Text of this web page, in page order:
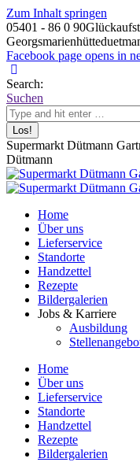
Zum Inhalt springen
05401 - 86 0 90
Georgsmarienhütte
Facebook page opens in
Search:
Suchen
Supermarkt Dütmann
Dütmann
Home
Über uns
Lieferservice
Standorte
Handzettel
Rezepte
Bildergalerien
Jobs & Karriere
Ausbildung
Home
Über uns
Lieferservice
Standorte
Handzettel
Rezepte
Bildergalerien